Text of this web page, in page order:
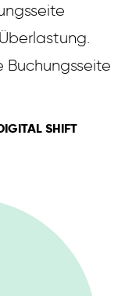
Buchungsseite
SHIFT